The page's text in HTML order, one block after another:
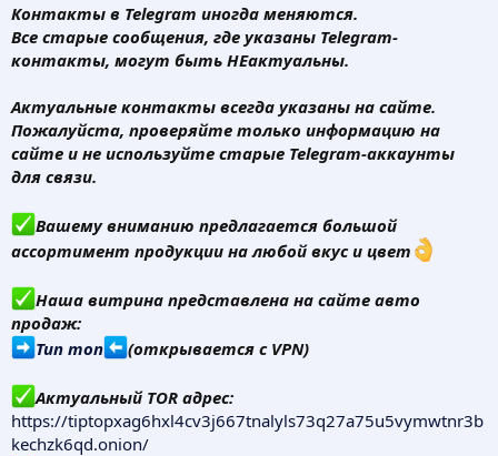
Контакты в Telegram иногда меняются.
Все старые сообщения, где указаны Telegram-
контакты, могут быть НЕактуальны.
Актуальные контакты всегда указаны на сайте.
Пожалуйста, проверяйте только информацию на
сайте и не используйте старые Telegram-аккаунты
для связи.
Вашему вниманию предлагается большой
ассортимент продукции на любой вкус и цвет
Наша витрина представлена на сайте авто
продаж:
Тип топ
(открывается с VPN)
Актуальный TOR адрес:
https://tiptopxag6hxl4cv3j667tnalyls73q27a75u5vymwtnr3b
kechzk6qd.onion/